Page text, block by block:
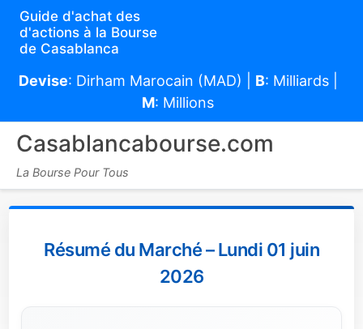
Guide d'achat des
d'actions à la Bourse
de Casablanca
Devise: Dirham Marocain (MAD) | B: Milliards |
M: Millions
Casablancabourse.com
La Bourse Pour Tous
Résumé du Marché – Lundi 01 juin
2026